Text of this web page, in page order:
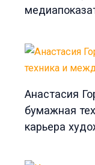
Анастасия
бумажная
карьера